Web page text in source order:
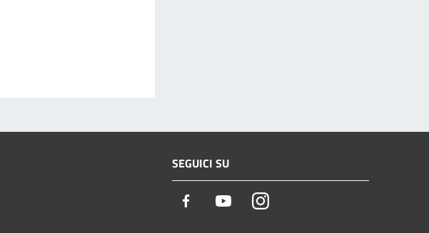
SEGUICI SU
Facebook YoutubeInstagram